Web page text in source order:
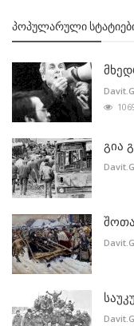
ᲞᲝᲞᲣᲚᲐᲠᲣᲚᲘ
გია